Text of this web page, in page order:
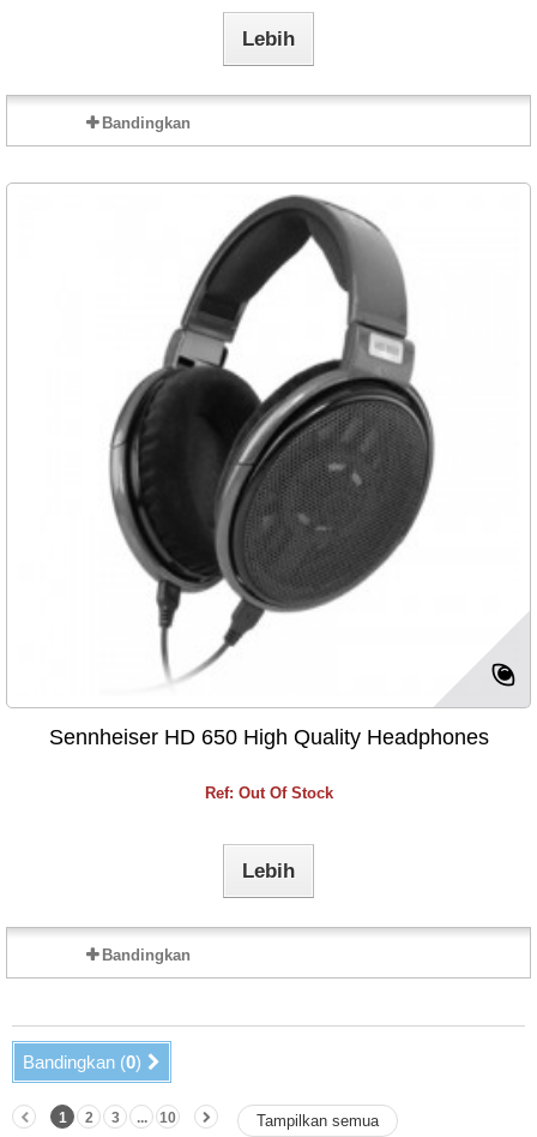
Lebih
Bandingkan
Sennheiser HD 650 High Quality Headphones
Ref: Out Of Stock
Lebih
Bandingkan
Bandingkan (0)
Tampilkan semua
1 2 3 ... 10